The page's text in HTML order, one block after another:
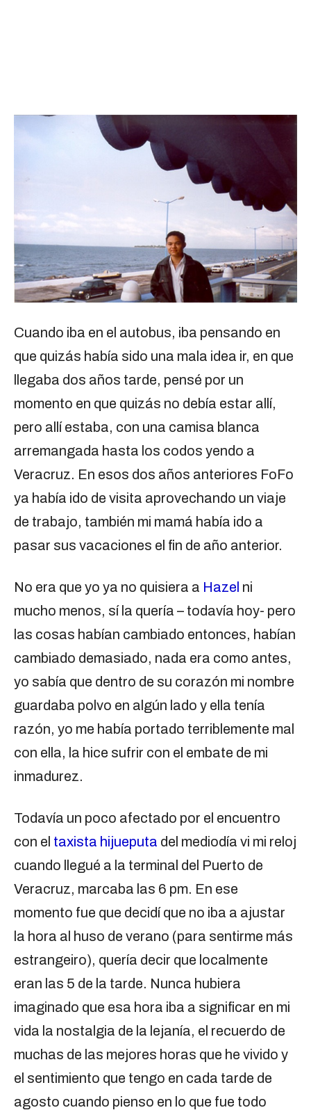
Cuando iba en el autobus, iba pensando en
que quizás había sido una mala idea ir, en que
llegaba dos años tarde, pensé por un
momento en que quizás no debía estar allí,
pero allí estaba, con una camisa blanca
arremangada hasta los codos yendo a
Veracruz. En esos dos años anteriores FoFo
ya había ido de visita aprovechando un viaje
de trabajo, también mi mamá había ido a
pasar sus vacaciones el fin de año anterior.
No era que yo ya no quisiera a Hazel ni
mucho menos, sí la quería – todavía hoy- pero
las cosas habían cambiado entonces, habían
cambiado demasiado, nada era como antes,
yo sabía que dentro de su corazón mi nombre
guardaba polvo en algún lado y ella tenía
razón, yo me había portado terriblemente mal
con ella, la hice sufrir con el embate de mi
inmadurez.
Todavía un poco afectado por el encuentro
con el taxista hijueputa del mediodía vi mi reloj
cuando llegué a la terminal del Puerto de
Veracruz, marcaba las 6 pm. En ese
momento fue que decidí que no iba a ajustar
la hora al huso de verano (para sentirme más
estrangeiro), quería decir que localmente
eran las 5 de la tarde. Nunca hubiera
imaginado que esa hora iba a significar en mi
vida la nostalgia de la lejanía, el recuerdo de
muchas de las mejores horas que he vivido y
el sentimiento que tengo en cada tarde de
agosto cuando pienso en lo que fue todo